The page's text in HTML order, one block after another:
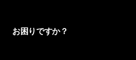
お困りですか？